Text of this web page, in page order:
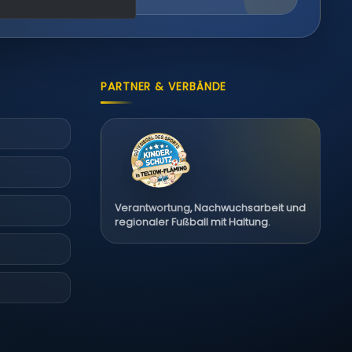
PARTNER & VERBÄNDE
Verantwortung, Nachwuchsarbeit und
regionaler Fußball mit Haltung.